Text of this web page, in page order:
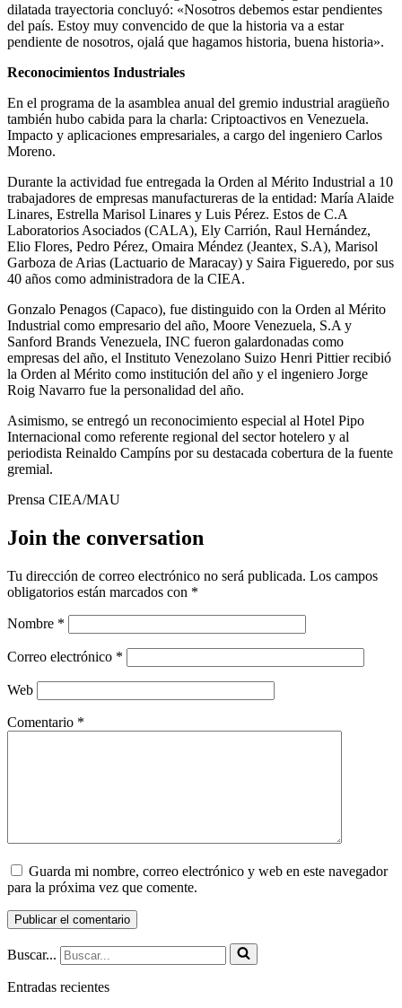
dilatada trayectoria concluyó: «Nosotros debemos estar pendientes
del país. Estoy muy convencido de que la historia va a estar
pendiente de nosotros, ojalá que hagamos historia, buena historia».
Reconocimientos Industriales
En el programa de la asamblea anual del gremio industrial aragüeño
también hubo cabida para la charla: Criptoactivos en Venezuela.
Impacto y aplicaciones empresariales, a cargo del ingeniero Carlos
Moreno.
Durante la actividad fue entregada la Orden al Mérito Industrial a 10
trabajadores de empresas manufactureras de la entidad: María Alaide
Linares, Estrella Marisol Linares y Luis Pérez. Estos de C.A
Laboratorios Asociados (CALA), Ely Carrión, Raul Hernández,
Elio Flores, Pedro Pérez, Omaira Méndez (Jeantex, S.A), Marisol
Garboza de Arias (Lactuario de Maracay) y Saira Figueredo, por sus
40 años como administradora de la CIEA.
Gonzalo Penagos (Capaco), fue distinguido con la Orden al Mérito
Industrial como empresario del año, Moore Venezuela, S.A y
Sanford Brands Venezuela, INC fueron galardonadas como
empresas del año, el Instituto Venezolano Suizo Henri Pittier recibió
la Orden al Mérito como institución del año y el ingeniero Jorge
Roig Navarro fue la personalidad del año.
Asimismo, se entregó un reconocimiento especial al Hotel Pipo
Internacional como referente regional del sector hotelero y al
periodista Reinaldo Campíns por su destacada cobertura de la fuente
gremial.
Prensa CIEA/MAU
Join the conversation
Tu dirección de correo electrónico no será publicada. Los campos
obligatorios están marcados con *
Nombre *
Correo electrónico *
Web
Comentario *
Guarda mi nombre, correo electrónico y web en este navegador
para la próxima vez que comente.
Buscar...
Entradas recientes